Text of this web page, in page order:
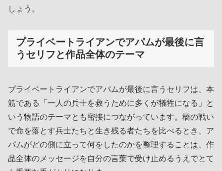
しょう。
プライベートライアンでアパムが最後に言
うセリフと作品全体のテーマ
プライベートライアンでアパムが最後に言うセリフは、本
筋である「一人の兵士を救うために多くが犠牲になる」と
いう物語のテーマとも密接につながっています。橋の戦い
で命を落とす兵士たちと生き残る者たちを比べるとき、ア
パムがどの側に立って何をしたのかを整理することは、作
品全体のメッセージを自分の言葉で受け止めるうえでとて